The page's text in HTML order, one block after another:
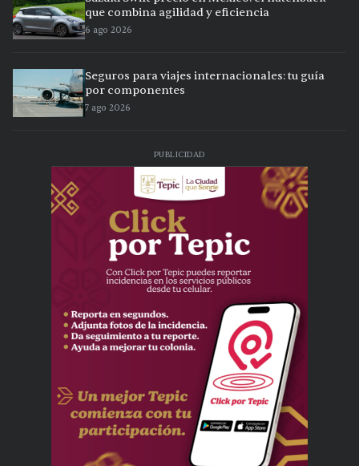
que combina agilidad y eficiencia
6 ago 2026
Seguros para viajes internacionales: tu guía
por componentes
7 ago 2026
PUBLICIDAD